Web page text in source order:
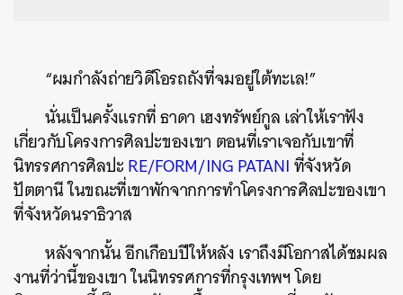
“ผมกำลังถ่ายวิดีโอรถถังที่จมอยู่ใต้ทะเล!”
นั่นเป็นครั้งแรกที่ ธาดา เฮงทรัพย์กูล เล่าให้เราฟัง
เกี่ยวกับโครงการศิลปะของเขา ตอนที่เราเจอกับเขาที่
นิทรรศการศิลปะRE/FORM/ING PATANIที่จังหวัด
ปัตตานี ในขณะที่เขาพักจากการทำโครงการศิลปะของเขา
ที่จังหวัดนราธิวาส
หลังจากนั้น อีกเกือบปีให้หลัง เราถึงมีโอกาสได้ชมผล
งานที่ว่านี้ของเขา ในนิทรรศการที่กรุงเทพฯ โดย